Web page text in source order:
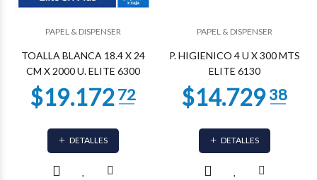
PAPEL & DISPENSER
TOALLA BLANCA 18.4 X 24
CM X 2000 U. ELITE 6300
DETALLES
PAPEL & DISPENSER
P. HIGIENICO 4 U X 300 MTS
ELITE 6130
DETALLES